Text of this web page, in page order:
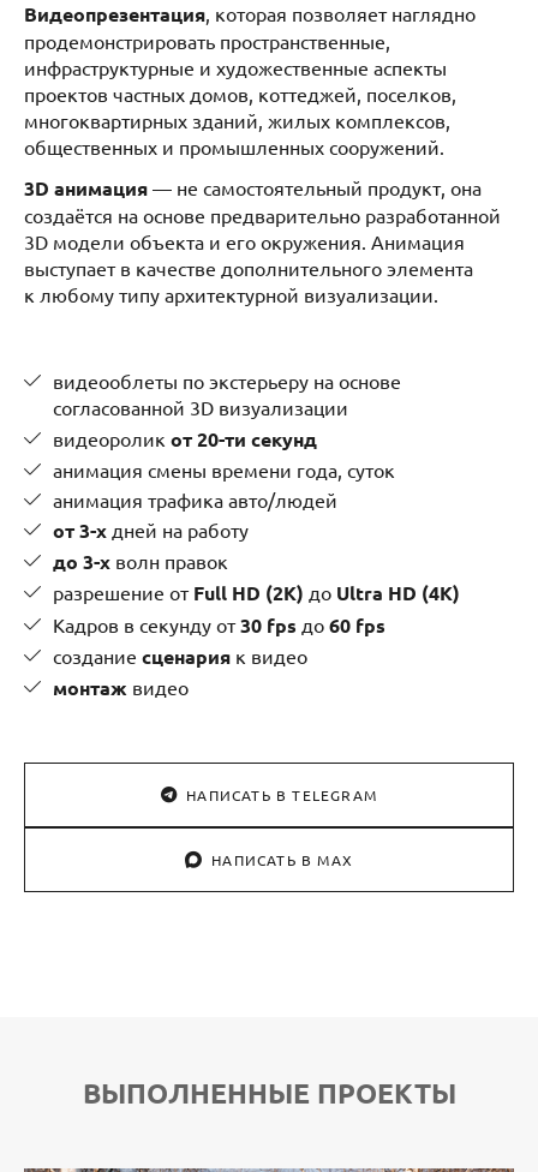
Видеопрезентация, которая позволяет наглядно
продемонстрировать пространственные,
инфраструктурные и художественные аспекты
проектов частных домов, коттеджей, поселков,
многоквартирных зданий, жилых комплексов,
общественных и промышленных сооружений.
3D анимация — не самостоятельный продукт, она
создаётся на основе предварительно разработанной
3D модели объекта и его окружения. Анимация
выступает в качестве дополнительного элемента
к любому типу архитектурной визуализации.
видеооблеты по экстерьеру на основе
согласованной 3D визуализации
видеоролик от 20-ти секунд
анимация смены времени года, суток
анимация трафика авто/людей
от 3-х дней на работу
до 3-х волн правок
разрешение от Full HD (2K) до Ultra HD (4K)
Кадров в секунду от30 fps до 60 fps
создание сценария к видео
монтаж видео
НАПИСАТЬ В TELEGRAM
НАПИСАТЬ В MAX
ВЫПОЛНЕННЫЕ ПРОЕКТЫ